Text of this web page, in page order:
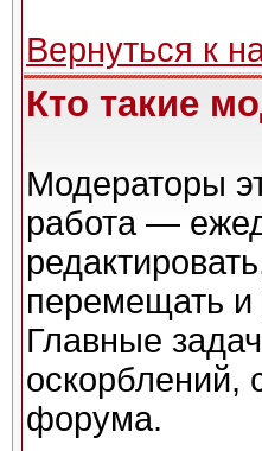
Вернуться к
Кто такие
Модераторы
работа —
перемещать и
Главные
оскорблений,
форума.